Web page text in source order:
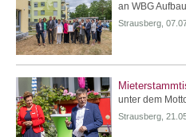
an WBG
Strausberg,
unter dem
Strausberg,